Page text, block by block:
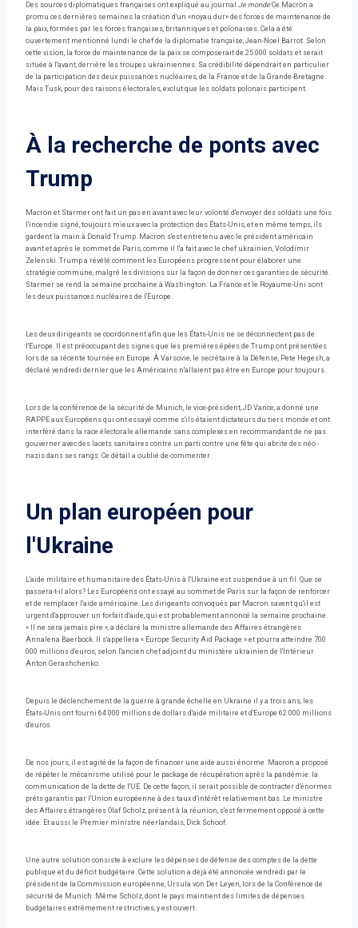
Des sources diplomatiques françaises ont expliqué au journal Je monde Ce Macron a
promu ces dernières semaines la création d'un «noyau dur» des forces de maintenance de
la paix, formées par les forces françaises, britanniques et polonaises. Cela a été
ouvertement mentionné lundi le chef de la diplomatie française, Jean-Noel Barrot. Selon
cette vision, la force de maintenance de la paix se composerait de 25 000 soldats et serait
située à l'avant, derrière les troupes ukrainiennes. Sa crédibilité dépendrait en particulier
de la participation des deux puissances nucléaires, de la France et de la Grande-Bretagne.
Mais Tusk, pour des raisons électorales, exclut que les soldats polonais participent.
À la recherche de ponts avec
Trump
Macron et Starmer ont fait un pas en avant avec leur volonté d'envoyer des soldats une fois
l'incendie signé, toujours mieux avec la protection des États-Unis, et en même temps, ils
gardent la main à Donald Trump. Macron s'est entretenu avec le président américain
avant et après le sommet de Paris, comme il l'a fait avec le chef ukrainien, Volodimir
Zelenski. Trump a révélé comment les Européens progressent pour élaborer une
stratégie commune, malgré les divisions sur la façon de donner ces garanties de sécurité.
Starmer se rend la semaine prochaine à Washington. La France et le Royaume-Uni sont
les deux puissances nucléaires de l'Europe.
Les deux dirigeants se coordonnent afin que les États-Unis ne se déconnectent pas de
l'Europe. Il est préoccupant des signes que les premières épées de Trump ont présentées
lors de sa récente tournée en Europe. À Varsovie, le secrétaire à la Défense, Pete Hegesh, a
déclaré vendredi dernier que les Américains n'allaient pas être en Europe pour toujours.
Lors de la conférence de la sécurité de Munich, le vice-président, JD Vance, a donné une
RAPPE aux Européens qui ont essayé comme s'ils étaient dictateurs du tiers monde et ont
interféré dans la race électorale allemande sans complexes en recommandant de ne pas
gouverner avec des lacets sanitaires contre un parti contre une fête qui abrite des néo -
nazis dans ses rangs. Ce détail a oublié de commenter.
Un plan européen pour
l'Ukraine
L'aide militaire et humanitaire des États-Unis à l'Ukraine est suspendue à un fil. Que se
passera-t-il alors? Les Européens ont essayé au sommet de Paris sur la façon de renforcer
et de remplacer l'aide américaine. Les dirigeants convoqués par Macron savent qu'il est
urgent d'approuver un forfait d'aide, qui est probablement annoncé la semaine prochaine.
« Il ne sera jamais pire », a déclaré la ministre allemande des Affaires étrangères
Annalena Baerbock. Il s'appellera « Europe Security Aid Package » et pourra atteindre 700
000 millions d'euros, selon l'ancien chef adjoint du ministère ukrainien de l'Intérieur
Anton Gerashchenko.
Depuis le déclenchement de la guerre à grande échelle en Ukraine il y a trois ans, les
États-Unis ont fourni 64 000 millions de dollars d'aide militaire et d'Europe 62 000 millions
d'euros.
De nos jours, il est agité de la façon de financer une aide aussi énorme. Macron a proposé
de répéter le mécanisme utilisé pour le package de récupération après la pandémie: la
communication de la dette de l'UE. De cette façon, il serait possible de contracter d'énormes
prêts garantis par l'Union européenne à des taux d'intérêt relativement bas. Le ministre
des Affaires étrangères Olaf Scholz, présent à la réunion, s'est fermement opposé à cette
idée. Et aussi le Premier ministre néerlandais, Dick Schoof.
Une autre solution consiste à exclure les dépenses de défense des comptes de la dette
publique et du déficit budgétaire. Cette solution a déjà été annoncée vendredi par le
président de la Commission européenne, Ursula von Der Leyen, lors de la Conférence de
sécurité de Munich. Même Scholz, dont le pays maintient des limites de dépenses
budgétaires extrêmement restrictives, y est ouvert.